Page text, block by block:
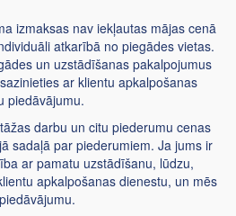
izmaksas nav iekļautas mājas cenā
atkarībā no piegādes vietas.
un uzstādīšanas pakalpojumus
ar klientu apkalpošanas
piedāvājumu.
darbu un citu piederumu cenas
sadaļā par piederumiem. Ja jums ir
ar pamatu uzstādīšanu, lūdzu,
apkalpošanas dienestu, un mēs